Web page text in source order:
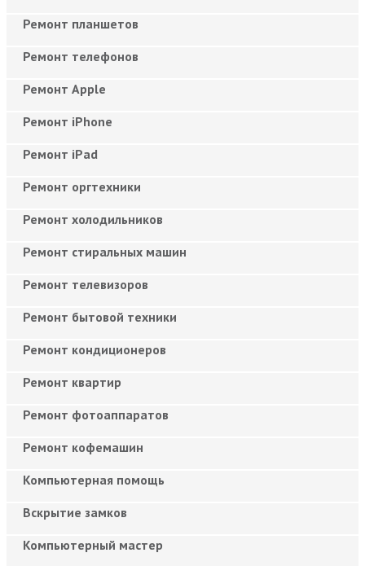
Ремонт планшетов
Ремонт телефонов
Ремонт Apple
Ремонт iPhone
Ремонт iPad
Ремонт оргтехники
Ремонт холодильников
Ремонт стиральных машин
Ремонт телевизоров
Ремонт бытовой техники
Ремонт кондиционеров
Ремонт квартир
Ремонт фотоаппаратов
Ремонт кофемашин
Компьютерная помощь
Вскрытие замков
Компьютерный мастер